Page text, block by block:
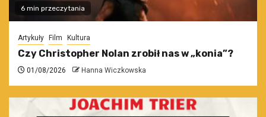
6 min przeczytania
Artykuły Film Kultura
Czy Christopher Nolan zrobił nas w „konia”?
01/08/2026 Hanna Wiczkowska